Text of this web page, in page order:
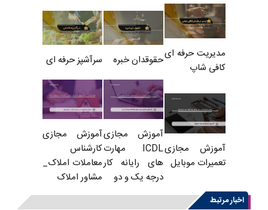
مدیریت حرفه ای
کافی شاپ
حقوقدان خبره سرآشپز حرفه ای
آموزش مجازی
تعمیرات موبایل
آموزش مجازی
ICDL مهارت
های رایانه کار
درجه یک و دو
آموزش مجازی
کارشناس
معاملات املاک_
مشاور املاک
اخبار مرتبط